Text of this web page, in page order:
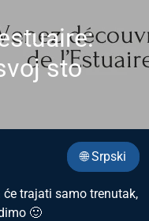
sto
🌐 Srpski
trajati samo trenutak,
🙂